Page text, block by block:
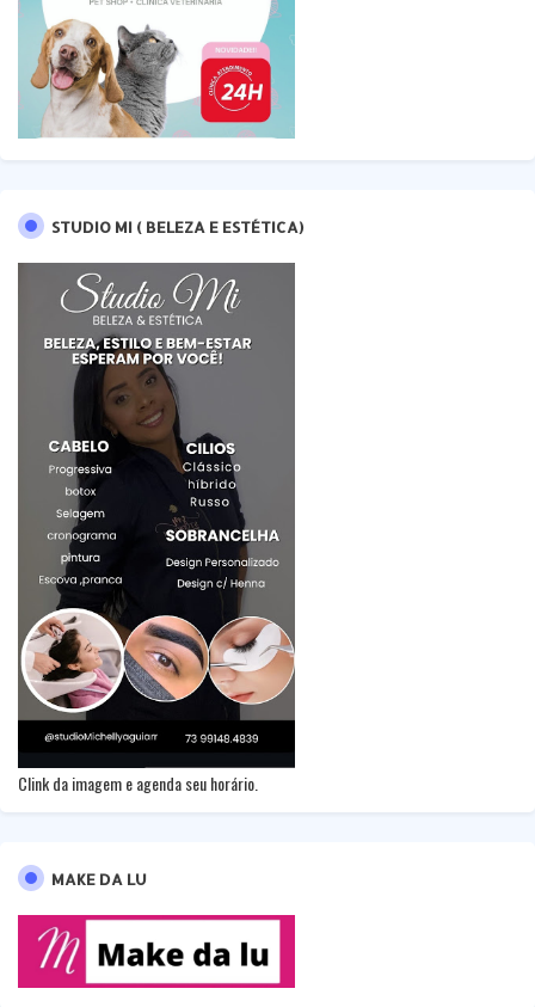
STUDIO MI ( BELEZA E ESTÉTICA)
Clink da imagem e agenda seu horário.
MAKE DA LU